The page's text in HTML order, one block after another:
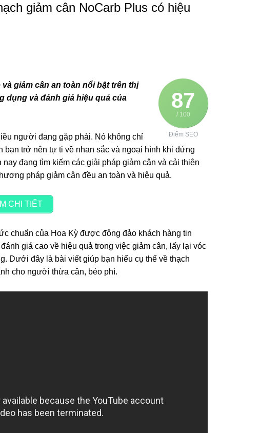
giảm cân NoCarb Plus có hiệu
87
/ 100
Điểm SEO
giảm cân an toàn nổi bật trên thị
dụng và đánh giá hiệu quả của
người đang gặp phải. Nó không chỉ
trở nên tự ti về nhan sắc và ngoại hình khi đứng
đang tìm kiếm các giải pháp giảm cân và cải thiện
pháp giảm cân đều an toàn và hiệu quả.
CHI TIẾT
chuẩn của Hoa Kỳ được đông đảo khách hàng tin
giá cao về hiệu quả trong việc giảm cân, lấy lại vóc
Dưới đây là bài viết giúp bạn hiểu cụ thể về thạch
cho người thừa cân, béo phì.